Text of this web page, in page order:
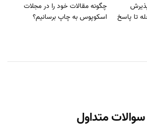
تا پاسخ
چگونه مقالات خود را در مجلات
اسکوپوس به چاپ برسانیم؟
سوالات متداول